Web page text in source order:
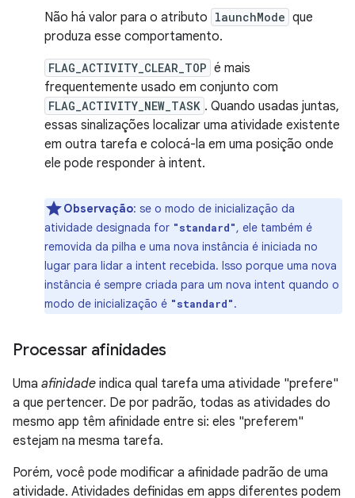
Não há valor para o atributo launchMode que
produza esse comportamento.
FLAG_ACTIVITY_CLEAR_TOP é mais
frequentemente usado em conjunto com
FLAG_ACTIVITY_NEW_TASK . Quando usadas juntas,
essas sinalizações localizar uma atividade existente
em outra tarefa e colocá-la em uma posição onde
ele pode responder à intent.
Observação: se o modo de inicialização da
atividade designada for "standard", ele também é
removida da pilha e uma nova instância é iniciada no
lugar para lidar a intent recebida. Isso porque uma nova
instância é sempre criada para um nova intent quando o
modo de inicialização é "standard".
Processar afinidades
Uma afinidade indica qual tarefa uma atividade "prefere"
a que pertencer. De por padrão, todas as atividades do
mesmo app têm afinidade entre si: eles "preferem"
estejam na mesma tarefa.
Porém, você pode modificar a afinidade padrão de uma
atividade. Atividades definidas em apps diferentes podem